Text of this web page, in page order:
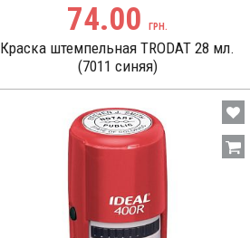
74.00 ГРН.
Краска штемпельная TRODAT 28 мл.
(7011 синяя)